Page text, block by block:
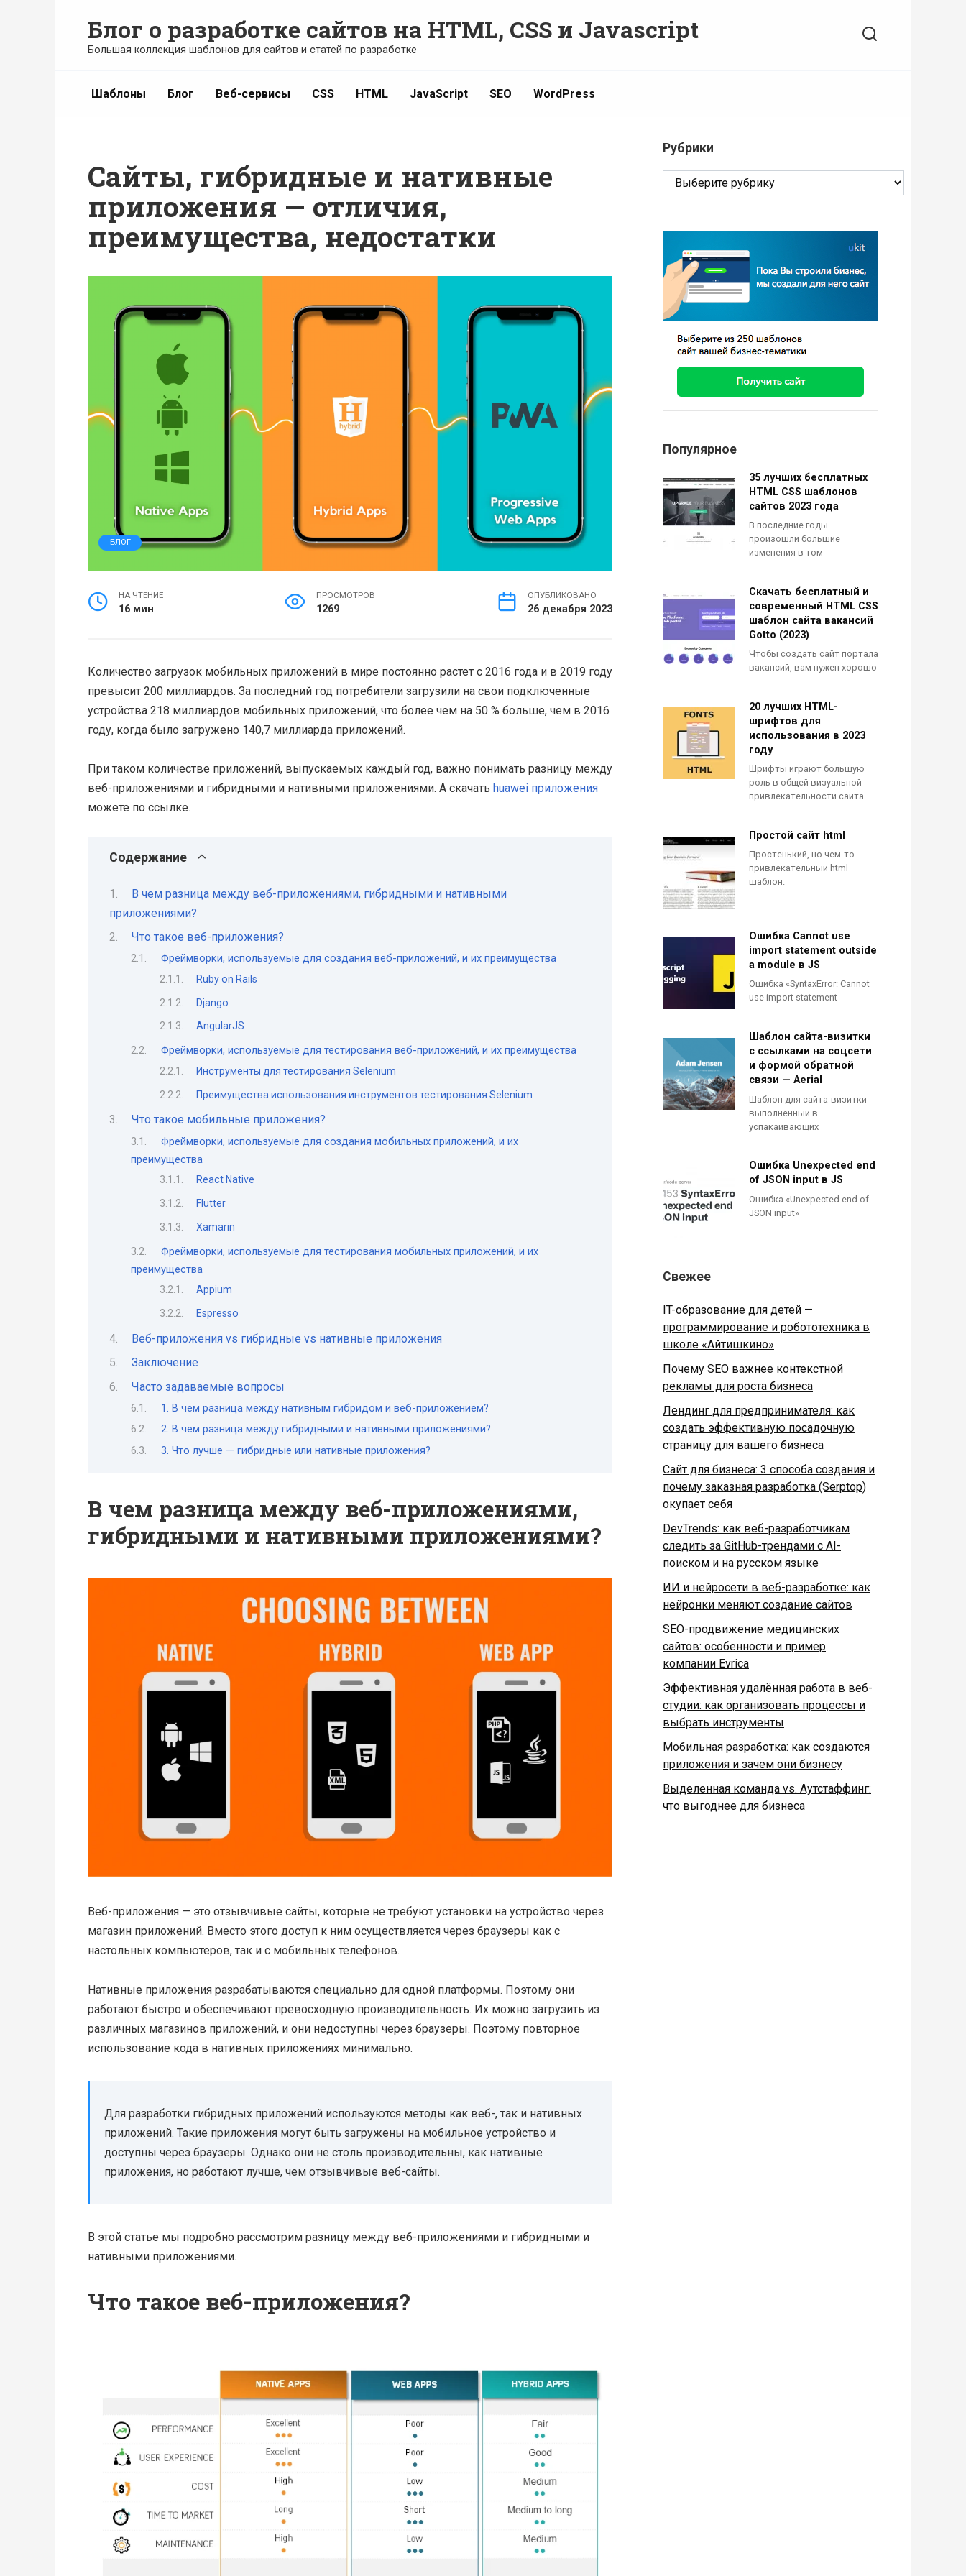
Блог о разработке сайтов на HTML, CSS и Javascript
Большая коллекция шаблонов для сайтов и статей по разработке
Шаблоны Блог Веб-сервисы CSS HTML JavaScript SEO WordPress
Сайты, гибридные и нативные
приложения — отличия,
преимущества, недостатки
БЛОГ
НА ЧТЕНИЕ
16 мин
ПРОСМОТРОВ
1269
ОПУБЛИКОВАНО
26 декабря 2023
Количество загрузок мобильных приложений в мире постоянно растет с 2016 года и в 2019 году
превысит 200 миллиардов. За последний год потребители загрузили на свои подключенные
устройства 218 миллиардов мобильных приложений, что более чем на 50 % больше, чем в 2016
году, когда было загружено 140,7 миллиарда приложений.
При таком количестве приложений, выпускаемых каждый год, важно понимать разницу между
веб-приложениями и гибридными и нативными приложениями. А скачать huawei приложения
можете по ссылке.
Содержание
В чем разница между веб-приложениями, гибридными и нативными
приложениями?
Что такое веб-приложения?
Фреймворки, используемые для создания веб-приложений, и их преимущества
Ruby on Rails
Django
AngularJS
Фреймворки, используемые для тестирования веб-приложений, и их преимущества
Инструменты для тестирования Selenium
Преимущества использования инструментов тестирования Selenium
Что такое мобильные приложения?
Фреймворки, используемые для создания мобильных приложений, и их
преимущества
React Native
Flutter
Xamarin
Фреймворки, используемые для тестирования мобильных приложений, и их
преимущества
Appium
Espresso
Веб-приложения vs гибридные vs нативные приложения
Заключение
Часто задаваемые вопросы
1. В чем разница между нативным гибридом и веб-приложением?
2. В чем разница между гибридными и нативными приложениями?
3. Что лучше — гибридные или нативные приложения?
В чем разница между веб-приложениями,
гибридными и нативными приложениями?
Веб-приложения — это отзывчивые сайты, которые не требуют установки на устройство через
магазин приложений. Вместо этого доступ к ним осуществляется через браузеры как с
настольных компьютеров, так и с мобильных телефонов.
Нативные приложения разрабатываются специально для одной платформы. Поэтому они
работают быстро и обеспечивают превосходную производительность. Их можно загрузить из
различных магазинов приложений, и они недоступны через браузеры. Поэтому повторное
использование кода в нативных приложениях минимально.
Для разработки гибридных приложений используются методы как веб-, так и нативных
приложений. Такие приложения могут быть загружены на мобильное устройство и
доступны через браузеры. Однако они не столь производительны, как нативные
приложения, но работают лучше, чем отзывчивые веб-сайты.
В этой статье мы подробно рассмотрим разницу между веб-приложениями и гибридными и
нативными приложениями.
Что такое веб-приложения?
Рубрики
Рубрики
Популярное
35 лучших бесплатных
HTML CSS шаблонов
сайтов 2023 года
В последние годы
произошли большие
изменения в том
Скачать бесплатный и
современный HTML CSS
шаблон сайта вакансий
Gotto (2023)
Чтобы создать сайт портала
вакансий, вам нужен хорошо
20 лучших HTML-
шрифтов для
использования в 2023
году
Шрифты играют большую
роль в общей визуальной
привлекательности сайта.
Простой сайт html
Простенький, но чем-то
привлекательный html
шаблон.
Ошибка Cannot use
import statement outside
a module в JS
Ошибка «SyntaxError: Cannot
use import statement
Шаблон сайта-визитки
с ссылками на соцсети
и формой обратной
связи — Aerial
Шаблон для сайта-визитки
выполненный в
успакаивающих
Ошибка Unexpected end
of JSON input в JS
Ошибка «Unexpected end of
JSON input»
Свежее
IT-образование для детей —
программирование и робототехника в
школе «Айтишкино»
Почему SEO важнее контекстной
рекламы для роста бизнеса
Лендинг для предпринимателя: как
создать эффективную посадочную
страницу для вашего бизнеса
Сайт для бизнеса: 3 способа создания и
почему заказная разработка (Serptop)
окупает себя
DevTrends: как веб-разработчикам
следить за GitHub-трендами с AI-
поиском и на русском языке
ИИ и нейросети в веб-разработке: как
нейронки меняют создание сайтов
SEO-продвижение медицинских
сайтов: особенности и пример
компании Evrica
Эффективная удалённая работа в веб-
студии: как организовать процессы и
выбрать инструменты
Мобильная разработка: как создаются
приложения и зачем они бизнесу
Выделенная команда vs. Аутстаффинг:
что выгоднее для бизнеса